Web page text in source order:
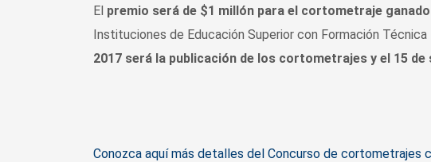
El premio será de $1 millón para el cortometraje
Instituciones de Educación Superior con Formación
2017 será la publicación de los cortometrajes y el 15
Conozca aquí más detalles del Concurso de cortometrajes